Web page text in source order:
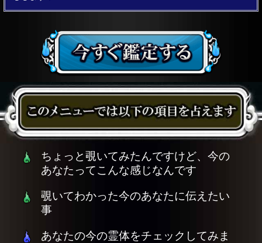
ちょっと覗いてみたんですけど、今の
あなたってこんな感じなんです
覗いてわかった今のあなたに伝えたい
事
あなたの今の霊体をチェックしてみま